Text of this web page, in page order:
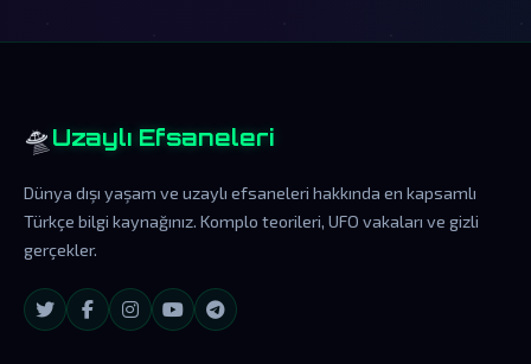
🛸 Uzaylı Efsaneleri
Dünya dışı yaşam ve uzaylı efsaneleri hakkında en kapsamlı
Türkçe bilgi kaynağınız. Komplo teorileri, UFO vakaları ve gizli
gerçekler.